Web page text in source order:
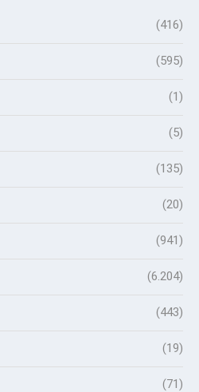
(416)
(595)
(1)
(5)
(135)
(20)
(941)
(6.204)
(443)
(19)
(71)